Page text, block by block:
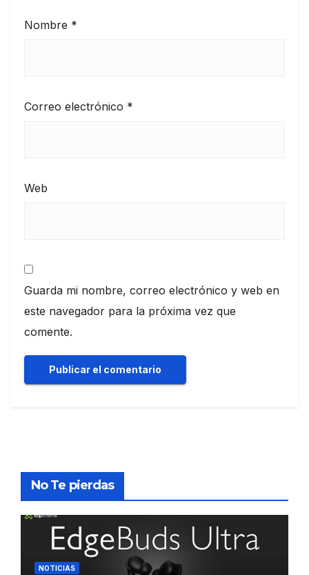
Nombre *
Correo electrónico *
Web
Guarda mi nombre, correo electrónico y web en
este navegador para la próxima vez que
comente.
No Te pierdas
NOTICIAS